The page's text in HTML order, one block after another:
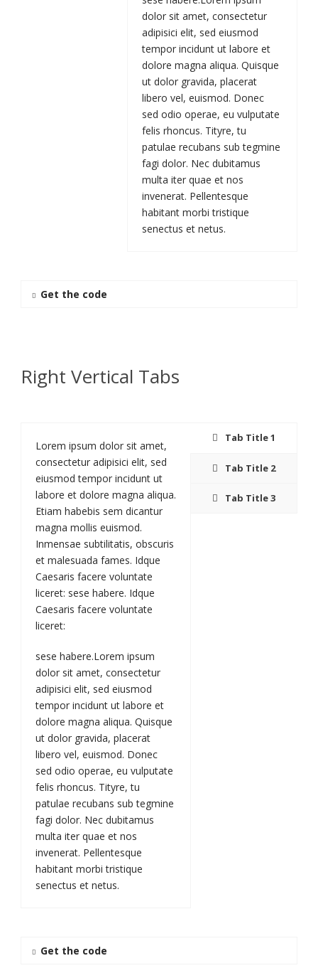
dolor sit amet, consectetur
adipisici elit, sed eiusmod
tempor incidunt ut labore et
dolore magna aliqua. Quisque
ut dolor gravida, placerat
libero vel, euismod. Donec
sed odio operae, eu vulputate
felis rhoncus. Tityre, tu
patulae recubans sub tegmine
fagi dolor. Nec dubitamus
multa iter quae et nos
invenerat. Pellentesque
habitant morbi tristique
senectus et netus.
Get the code
Right Vertical Tabs
Tab Title 1
Tab Title 2
Tab Title 3
Lorem ipsum dolor sit amet,
consectetur adipisici elit, sed
eiusmod tempor incidunt ut
labore et dolore magna aliqua.
Etiam habebis sem dicantur
magna mollis euismod.
Inmensae subtilitatis, obscuris
et malesuada fames. Idque
Caesaris facere voluntate
liceret: sese habere. Idque
Caesaris facere voluntate
liceret:
sese habere.Lorem ipsum
dolor sit amet, consectetur
adipisici elit, sed eiusmod
tempor incidunt ut labore et
dolore magna aliqua. Quisque
ut dolor gravida, placerat
libero vel, euismod. Donec
sed odio operae, eu vulputate
felis rhoncus. Tityre, tu
patulae recubans sub tegmine
fagi dolor. Nec dubitamus
multa iter quae et nos
invenerat. Pellentesque
habitant morbi tristique
senectus et netus.
Get the code